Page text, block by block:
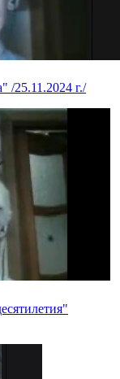
/25.11.2024 г./